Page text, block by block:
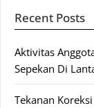
Recent Posts
Aktivitas
Sepekan Di
Tekanan